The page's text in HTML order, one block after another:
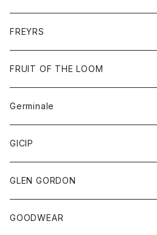
Tシャツ
ボトム
靴
アクセサリー
バッグ
FREYRS
サングラス
FRUIT OF THE LOOM
アウター
パーカー
グッズ
ネクタイ
チーフ
トップス
シャツ
ボトム
Germinale
靴
サンダル
GICIP
トップス
Tシャツ
GLEN GORDON
グッズ
GOODWEAR